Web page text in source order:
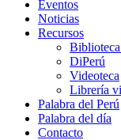
Eventos
Noticias
Recursos
DiPerú
Videoteca
Librería
Palabra del Perú
Palabra del día
Contacto